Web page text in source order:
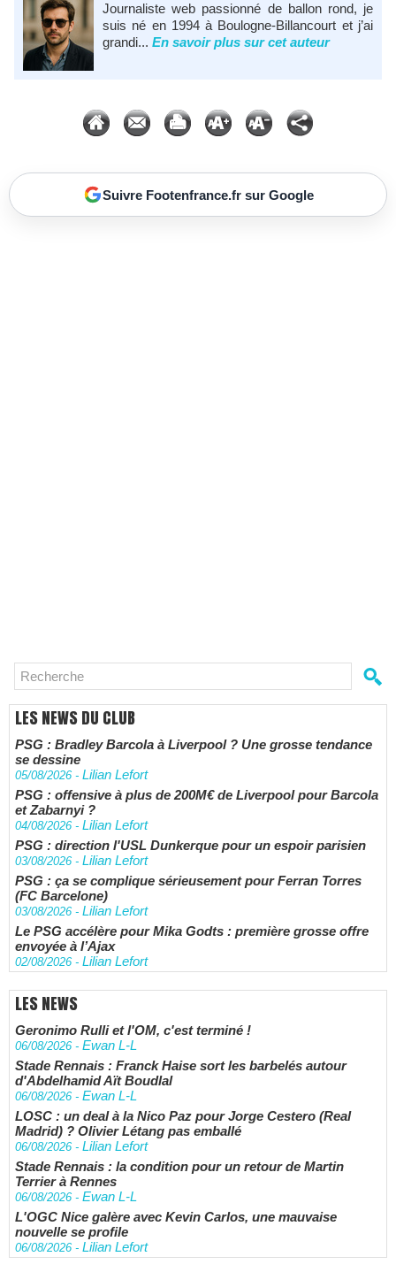
Journaliste web passionné de ballon rond, je
suis né en 1994 à Boulogne-Billancourt et j’ai
grandi... En savoir plus sur cet auteur
Suivre Footenfrance.fr sur Google
LES NEWS DU CLUB
PSG : Bradley Barcola à Liverpool ? Une grosse tendance
se dessine
05/08/2026 - Lilian Lefort
PSG : offensive à plus de 200M€ de Liverpool pour Barcola
et Zabarnyi ?
04/08/2026 - Lilian Lefort
PSG : direction l'USL Dunkerque pour un espoir parisien
03/08/2026 - Lilian Lefort
PSG : ça se complique sérieusement pour Ferran Torres
(FC Barcelone)
03/08/2026 - Lilian Lefort
Le PSG accélère pour Mika Godts : première grosse offre
envoyée à l’Ajax
02/08/2026 - Lilian Lefort
LES NEWS
Geronimo Rulli et l'OM, c'est terminé !
06/08/2026 - Ewan L-L
Stade Rennais : Franck Haise sort les barbelés autour
d'Abdelhamid Aït Boudlal
06/08/2026 - Ewan L-L
LOSC : un deal à la Nico Paz pour Jorge Cestero (Real
Madrid) ? Olivier Létang pas emballé
06/08/2026 - Lilian Lefort
Stade Rennais : la condition pour un retour de Martin
Terrier à Rennes
06/08/2026 - Ewan L-L
L'OGC Nice galère avec Kevin Carlos, une mauvaise
nouvelle se profile
06/08/2026 - Lilian Lefort